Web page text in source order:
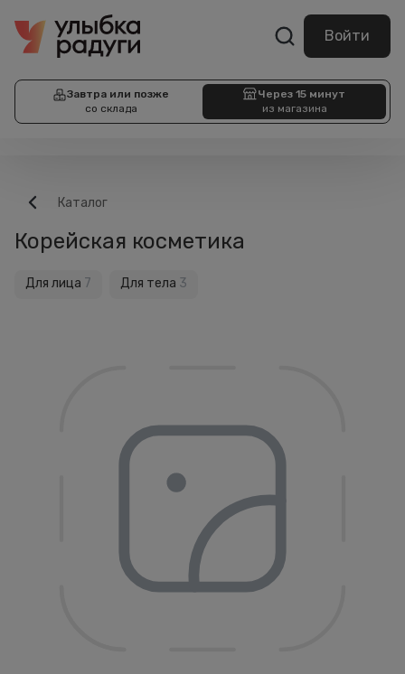
Войти
Завтра или позже
со склада
Через 15 минут
из магазина
Каталог
Корейская косметика
Для лица 7 Для тела 3